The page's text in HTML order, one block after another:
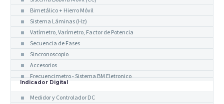
Bimetálico + Hierro Móvil
Sistema Láminas (Hz)
Vatímetro, Varímetro, Factor de Potencia
Secuencia de Fases
Sincronoscopio
Accesorios
Frecuencimetro - Sistema BM Eletronico
Indicador Digital
Medidor y Controlador DC